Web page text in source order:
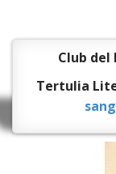
Club del
Tertulia